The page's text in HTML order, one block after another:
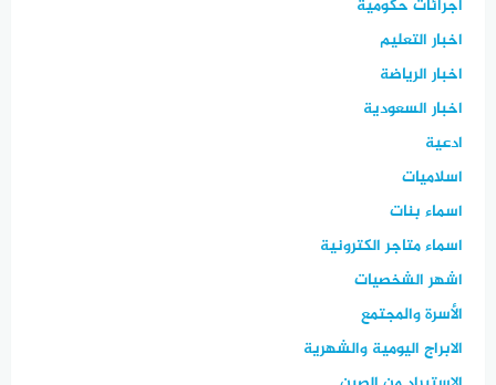
اجرائات حكومية
اخبار التعليم
اخبار الرياضة
اخبار السعودية
ادعية
اسلاميات
اسماء بنات
اسماء متاجر الكترونية
اشهر الشخصيات
الأسرة والمجتمع
الابراج اليومية والشهرية